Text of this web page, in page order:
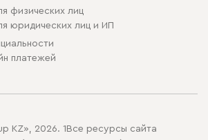
физических лиц
юридических лиц и ИП
платежей
KZ», 2026. 1Все ресурсы сайта